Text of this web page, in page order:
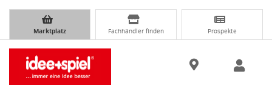
Marktplatz Fachhändler finden Prospekte